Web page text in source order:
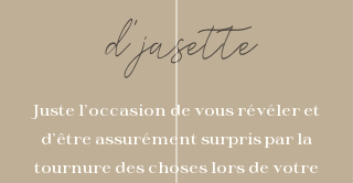
d'jasette
Juste l'occasion de vous révéler et
d'être assurément surpris par la
tournure des choses lors de votre